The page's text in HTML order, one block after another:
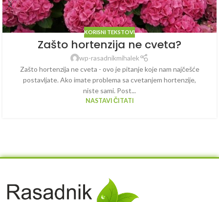
KORISNI TEKSTOVI
Zašto hortenzija ne cveta?
wp-rasadnikmihalek
Zašto hortenzija ne cveta - ovo je pitanje koje nam najčešće
postavljate. Ako imate problema sa cvetanjem hortenzije,
niste sami. Post...
NASTAVI ČITATI